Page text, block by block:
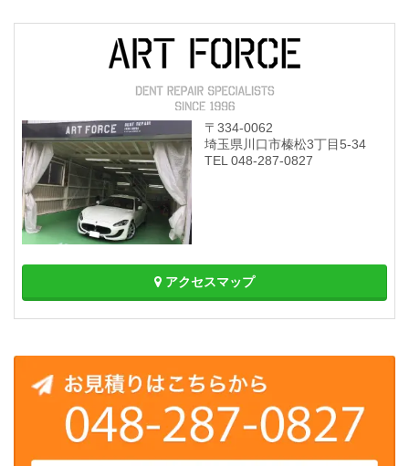
〒334-0062
埼玉県川口市榛松3丁目5-34
TEL 048-287-0827
アクセスマップ